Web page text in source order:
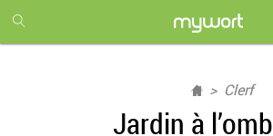
month
free
Clerf
Jardin à